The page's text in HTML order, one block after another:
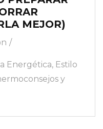
MEJOR)
Energética, Estilo
y